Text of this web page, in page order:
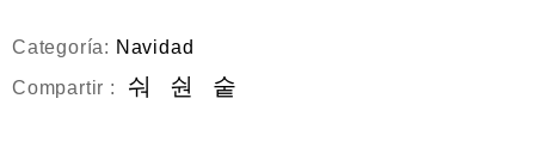
Categoría: Navidad
Compartir :